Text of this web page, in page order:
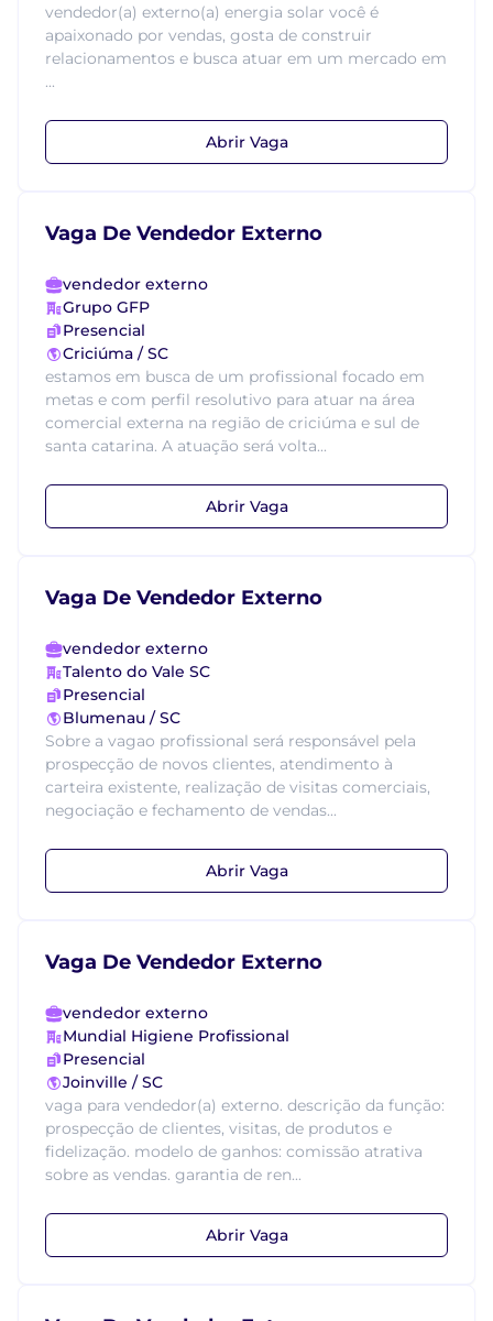
vendedor(a) externo(a) energia solar você é
apaixonado por vendas, gosta de construir
relacionamentos e busca atuar em um mercado em
...
Abrir Vaga
Vaga De Vendedor Externo
vendedor externo
Grupo GFP
Presencial
Criciúma / SC
estamos em busca de um profissional focado em
metas e com perfil resolutivo para atuar na área
comercial externa na região de criciúma e sul de
santa catarina. A atuação será volta...
Abrir Vaga
Vaga De Vendedor Externo
vendedor externo
Talento do Vale SC
Presencial
Blumenau / SC
Sobre a vagao profissional será responsável pela
prospecção de novos clientes, atendimento à
carteira existente, realização de visitas comerciais,
negociação e fechamento de vendas...
Abrir Vaga
Vaga De Vendedor Externo
vendedor externo
Mundial Higiene Profissional
Presencial
Joinville / SC
vaga para vendedor(a) externo. descrição da função:
prospecção de clientes, visitas, de produtos e
fidelização. modelo de ganhos: comissão atrativa
sobre as vendas. garantia de ren...
Abrir Vaga